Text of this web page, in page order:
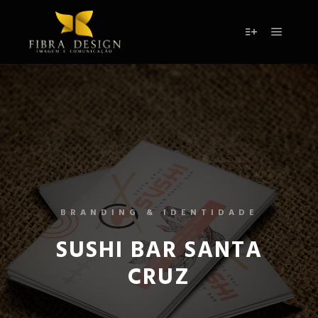
BRANDING & IDENTIDADE
SUSHI BAR SANTA
CRUZ